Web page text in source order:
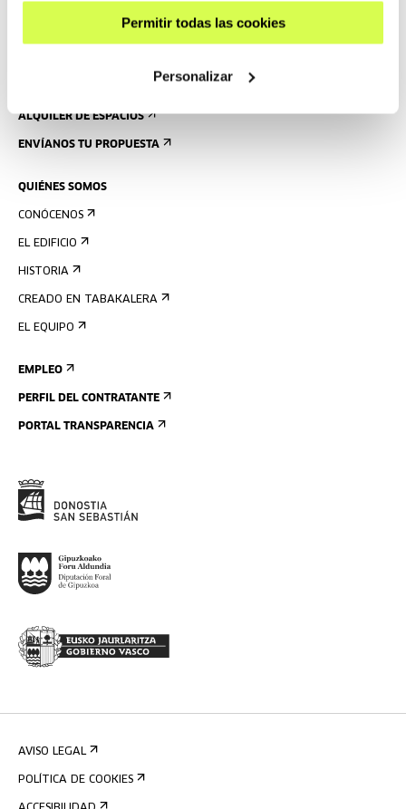
Permitir todas las cookies
Personalizar
PLANO DEL EDIFICIO
ALQUILER DE ESPACIOS
ENVÍANOS TU PROPUESTA
QUIÉNES SOMOS
CONÓCENOS
EL EDIFICIO
HISTORIA
CREADO EN TABAKALERA
EL EQUIPO
EMPLEO
PERFIL DEL CONTRATANTE
PORTAL TRANSPARENCIA
AVISO LEGAL
POLÍTICA DE COOKIES